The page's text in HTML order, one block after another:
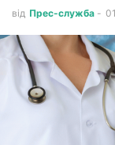
від Прес-служба -